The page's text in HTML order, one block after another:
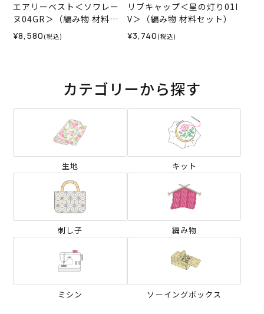
エアリーベスト＜ソワレー
ヌ04GR＞（編み物 材料セ
ット）
¥8,580 (税込)
リブキャップ＜星の灯り01I
V＞（編み物 材料セット）
¥3,740 (税込)
カテゴリーから探す
生地 キット
刺し子 編み物
ミシン ソーイングボックス